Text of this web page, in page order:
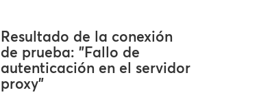
Resultado de la conexión
de prueba: "Fallo de
autenticación en el servidor
proxy"